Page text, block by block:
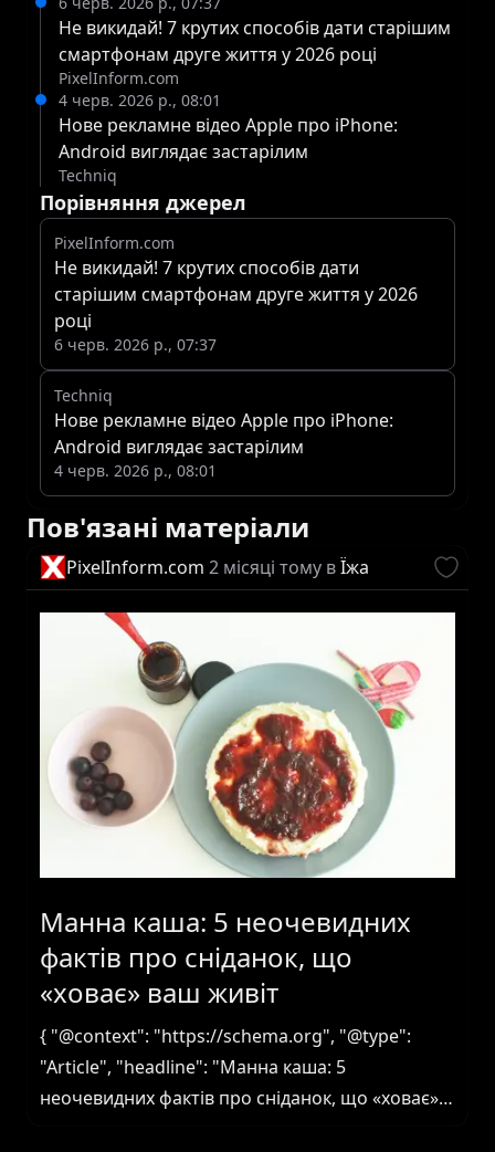
оскільки використовується пристрій, який
зовсім не відображає реальність. Що ви
думаєте про цю рекламу? Цікавий факт Відомо,
що Apple часто використовує подібні стратегії
в рекламі, щоб підкреслити переваги своїх
продуктів над конкурентами.
Не викидай! 7 крутих способів дати старішим
смартфонам друге життя у 2026 році
PixelInform.com
4 черв. 2026 р., 08:01
Нове рекламне відео Apple про iPhone:
Android виглядає застарілим
Techniq
Порівняння джерел
PixelInform.com
Не викидай! 7 крутих способів дати
старішим смартфонам друге життя у 2026
році
6 черв. 2026 р., 07:37
Techniq
Нове рекламне відео Apple про iPhone:
Android виглядає застарілим
4 черв. 2026 р., 08:01
Пов'язані матеріали
PixelInform.com 2 місяці тому вЇжа
Манна каша: 5 неочевидних
фактів про сніданок, що
«ховає» ваш живіт
{ "@context": "https://schema.org", "@type": "Article", "headline": "Манна каша: 5 неочевидних фактів про сніданок, що «ховає» ваш живіт", "description": "Думали, манна каша - це корисно? Розкриваємо правду про високий ГІ, інсулінові гойдалки та приховані ризики. Здивуєтесь!", "url": "https://pixelinform.com/manna-kasha-neochevidni-fakty/", "datePublished": "2026-06-06T17:21:43+00:00", "dateModified": "2026-06-06T17:21:43+00:00", "inLanguage": "uk", "publisher": { "@type": "Organization", "name": "pixelinform.com", "url": "https://pixelinform.com" } } { "@context": "https://schema.org", "@type": "FAQPage", "mainEntity": [ { "@type": "Question", "name": "Чи варто додавати масло до манки?", "acceptedAnswer": { "@type": "Answer", "text": "Додавання масла, як і будь-якого жиру, дійсно може трохи знизити загальний глікемічний індекс страви, оскільки жири сповільнюють засвоєння вуглеводів. Проте, масло значно підвищує калорійність. Якщо ваша мета - контролювати вагу, краще віддати перевагу іншим добавкам, як-от горіхи або насіння, які додають не тільки жири, але й клітковину та білок." } }, { "@type": "Question", "name": "А манка на молоці - це краще?", "acceptedAnswer": { "@type": "Answer", "text": "Манка, зварена на молоці, дійсно додає в раціон білок та кальцій, а білок також дещо знижує загальний ГІ страви. Однак, не варто вважати її дієтичним продуктом. Молоко також має свої калорії та цукор (лактозу), тому якщо ви стежите за фігурою або маєте індивідуальну непереносимість лактози, краще обирати варіант на воді або рослинному молоці без цукру." } }, { "@type": "Question", "name": "Чи можна давати манку дітям?", "acceptedAnswer": { "@type": "Answer", "text": "Дітям до року манну кашу давати категорично не рекомендується через високий вміст фітину, який заважає засвоєнню важливих мікроелементів, і наявність глютену. Для дітей старшого віку - як ласощі, зрідка, але не як основний сніданок. Краще обирати інші, більш поживні каші." } }, { "@type": "Question", "name": "Чи дійсно манка корисна для травлення?", "acceptedAnswer": { "@type": "Answer", "text": "Загалом, ні. Міф про користь манки для травлення походить з того, що вона є легкою для перетравлення і має обволікаючі властивості, що може бути корисним у дуже обмежених випадках (наприклад, короткочасне харчування при загостренні гастриту чи виразки). Але через майже повну відсутність клітковини, вона не стимулює роботу кишківника і не сприяє здоровій мікрофлорі, що є ключовим для довгострокового здоров'я травної системи." } }, { "@type": "Question", "name": "Чи можна їсти манку щодня?", "acceptedAnswer": { "@type": "Answer", "text": "Ні, щоденне вживання манної каші не рекомендовано. Це продукт з високим ГІ та низькою поживною цінністю, що сприяє швидкому набору ваги, стрибкам цукру в крові та може призвести до дефіциту важливих мікроелементів. Вживайте її зрідка, як виняток, і обов'язково додавайте білки, здорові жири та клітковину для балансу." } } ] } Зізнайтеся, хто з вас не пам’ятає того відчуття, коли бабуся готувала ароматну, гарячу манку з щедрою ложкою домашнього варення? Теплий, затишний спогад, що асоціюється з дитинством, турботою і, здавалося б, беззаперечною користю. Але що, як я скажу вам, що цей ідилічний сніданок – справжнісінький оманливий друг для вашого організму, особливо якщо говорити про фігуру та здоров’я? Так, так, ми звикли вважати манну кашу корисним продуктом, особливо для дітей чи під час одужання. Проте, якщо розібратися детальніше, манна каша, а особливо в компанії з варенням, є справжнім майстром з “приховування” жиру на вашому животі. І ось чому. Середній глікемічний індекс самої лише манки коливається біля 70, а варення може дотягувати до 80. Уявіть собі: це приблизно як з’їсти білий хліб з цукром. Одночасно. Про це пише Pixelinform. Солодкий обман нашого дитинства: як манка “годує” жирові запаси Давайте розберемося, що відбувається в організмі. Коли ви їсте продукти з високим глікемічним індексом (ГІ), як-от манна каша з варенням, рівень цукру у крові миттєво злітає до небес. У відповідь на це підшлункова залоза викидає велику кількість інсуліну – гормону, який має завдання “розвантажити” цукор з крові та направити його в клітини. Проблема в тому, що коли цукру так багато, а клітинам вже вистачає енергії, інсулін починає активно перетворювати надлишок глюкози на жир. І цей жир охоче осідає саме в ділянці живота – так званий вісцеральний жир, який не просто псує фігуру, а й є справжнім маркером ризику для серцево-судинних захворювань та діабету 2 типу. І ось що цікаво: цей “інсуліновий вибух” не тільки сприяє накопиченню жиру, але й викликає так звані “цукрові гойдалки”. Рівень цукру різко піднімається, а потім так само різко падає, часто нижче початкового рівня. Це призводить до швидкого відчуття голоду, дратівливості та бажання знову з’їсти щось солодке чи висококалорійне. Виходить замкнене коло: снідаємо манкою, через годину-дві вже хочеться їсти, перекушуємо чимось не надто корисним, і так далі. Це не просто шкодить фігурі, це виснажує підшлункову залозу і з часом може призвести до серйозних проблем зі здоров’ям. Манка – це, по суті, очищений крохмаль, у ній майже немає клітковини, яка б уповільнювала засвоєння цукру, а варення – це перетравлені фрукти з тонною цукру. Вони перетворюються на глюкозу у шлунку за 15 хвилин – справжній рекорд! Кому варто двічі подумати: неочевидні застороги та міфи Є категорії людей, яким манна каша протипоказана чи не рекомендована. Звісно, до них відносяться люди з цукровим діабетом, яким потрібно суворо контролювати рівень цукру в крові, та ті, хто бореться із зайвою вагою. Але є й інші, менш очевидні групи. Маленькі діти до року. Це особливо важливий нюанс, про який часто забувають. У манці міститься фітин – речовина, яка зв’язує кальцій, вітамін D, залізо та цинк, перешкоджаючи їх засвоєнню. Для швидко зростаючого організму, якому потрібна величезна кількість цих мінералів для формування кісток, зубів та загального розвитку, це може бути справжньою проблемою. Крім того, незрілий кишківник малюка ще не може ефективно перетравлювати білок глютен, що міститься в манці. Люди зі схильністю до закрепів. Через відсутність клітковини, манка не сприяє нормальній роботі кишківника, а навпаки – може його “закріплювати”. Тут краще обирати крупи, багаті на волокна, наприклад, гречку або вівсянку грубого помелу. А як щодо міфу про “користь манки для шлунка”? Багато хто вірить, що манка – ідеальна їжа при гастриті чи виразці. І це правда… але лише частково і на дуже короткий термін. У період гострого загострення, коли потрібне максимально щадне механічне та хімічне харчування, манка на воді без добавок може бути дозволена на день-два. Вона дійсно обволікає стінки шлунка. Проте, як тільки гостре запалення минає, потрібно негайно переходити на повноцінні крупи. Тому що манка – це пусті калорії, і тривале її вживання лише збільшує ризик набору ваги та не дає організму необхідних поживних речовин для відновлення. Тобто, це не лікування, а лише тимчасовий “перепочинок” для травної системи, не більше. Розумні альтернативи та як “приручити” манку, якщо дуже хочеться Не варто впадати у відчай, якщо ви зрозуміли, що ваш улюблений сніданок не такий вже й корисний. Завжди є здоровіші та смачніші альтернативи! Наприклад, справжня вівсяна крупа (не пластівці швидкого приготування!) з жменею заморожених ягід (вони зберігають більше вітамінів і мають нижчий ГІ, ніж варення). Або гречана каша, яка взагалі є суперфудом для українців – багата на білок, клітковину та мікроелементи. Пшоняна каша теж чудова альтернатива, до того ж вона безглютенова. Ці крупи дадуть вам довготривалу ситість, стабільний рівень енергії і не викличуть різких стрибків цукру. Але що робити, якщо манна каша для вас – це не просто їжа, а цілий ритуал, емоція, спогад? Не обов’язково відмовлятися від неї повністю! Просто зробіть її розумнішою. Якщо чесно, головне – це дозування та додатки. Ось кілька порад: Основа – вода. Варіть манку на воді, або розбавляйте молоко водою у співвідношенні 1:1. Молоко додає білок та кальцій, трохи знижує ГІ, але все одно це не робить її дієтичним продуктом. Забудьте про цукор та варення. Замініть їх на горстку свіжих або заморожених ягід. Вони додадуть антиоксидантів та природної солодкості, а ще їхня клітковина допоможе трохи знизити загальний ГІ страви. Дрібка кориці теж додасть смаку і без цукру. Додайте білок та здорові жири. Це може бути чайна ложка горіхової пасти без цукру, трохи насіння чіа або подрібнених горіхів. Ці компоненти зроблять кашу ситнішою, сповільнять засвоєння вуглеводів і збагатять її поживними речовинами. Розмір порції має значення. 150 грамів – це максимум. Намагайтеся не переїдати, адже навіть “покращена” манка все одно залишається досить калорійною. Пам’ятайте, що здорове харчування – це не про заборони, а про усвідомлений вибір і пошук балансу. Манна каша може залишатися у вашому раціоні, але не як щоденний сніданок і не у тому вигляді, в якому ми її знали з дитинства. Нехай вона буде скоріше ласощами, ніж основою раціону. Поширені запитання про манну кашу Чи варто додавати масло до манки? Додавання масла, як і будь-якого жиру, дійсно може трохи знизити загальний глікемічний індекс страви, оскільки жири сповільнюють засвоєння вуглеводів. Проте, масло значно підвищує калорійність. Якщо ваша мета – контролювати вагу, краще віддати перевагу іншим добавкам, як-от горіхи або насіння, які додають не тільки жири, але й клітковину та білок. А манка на молоці – це краще? Манка, зварена на молоці, дійсно додає в раціон білок та кальцій, а білок також дещо знижує загальний ГІ страви. Однак, не варто вважати її дієтичним продуктом. Молоко також має свої калорії та цукор (лактозу), тому якщо ви стежите за фі